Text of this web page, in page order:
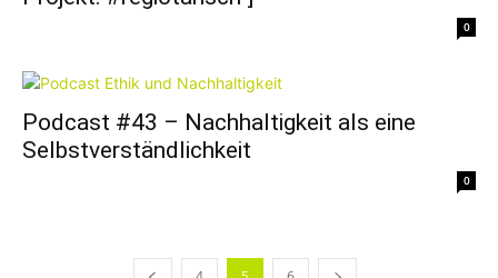
0
Podcast #43 – Nachhaltigkeit als eine
Selbstverständlichkeit
0